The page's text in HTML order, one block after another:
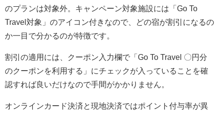
のプランは対象外。キャンペーン対象施設には「Go To
Travel対象」のアイコン付きなので、どの宿が割引になるの
か一目で分かるのが特徴です。
割引の適用には、クーポン入力欄で「Go To Travel 〇円分
のクーポンを利用する」にチェックが入っていることを確
認すれば良いだけなので手間がかかりません。
オンラインカード決済と現地決済ではポイント付与率が異